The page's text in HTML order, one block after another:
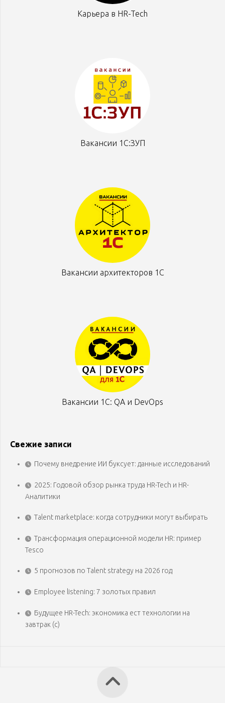
Карьера в HR-Tech
Вакансии 1С:ЗУП
Вакансии архитекторов 1С
Вакансии 1С: QA и DevOps
Свежие записи
Почему внедрение ИИ буксует: данные исследований
2025: Годовой обзор рынка труда HR-Tech и HR-
Аналитики
Talent marketplace: когда сотрудники могут выбирать
Трансформация операционной модели HR: пример
Tesco
5 прогнозов по Talent strategy на 2026 год
Employee listening: 7 золотых правил
Будущее HR-Tech: экономика ест технологии на
завтрак (с)